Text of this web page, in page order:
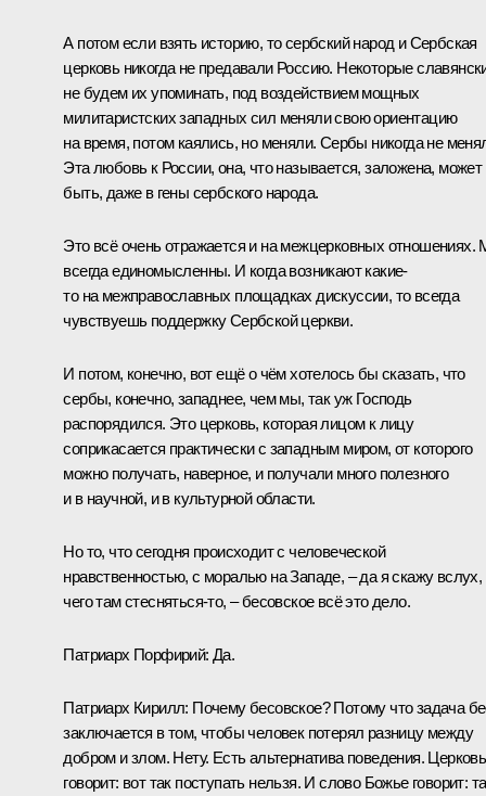
А потом если взять историю, то сербский народ и Сербская
церковь никогда не предавали Россию. Некоторые
не будем их упоминать, под воздействием мощных
милитаристских западных сил меняли свою ориентацию
на время, потом каялись, но меняли. Сербы никогда не
Эта любовь к России, она, что называется, заложена, может
быть, даже в гены сербского народа.
Это всё очень отражается и на межцерковных отношениях.
всегда единомысленны. И когда возникают какие-
то на межправославных площадках дискуссии, то всегда
чувствуешь поддержку Сербской церкви.
И потом, конечно, вот ещё о чём хотелось бы сказать, что
сербы, конечно, западнее, чем мы, так уж Господь
распорядился. Это церковь, которая лицом к лицу
соприкасается практически с западным миром, от которого
можно получать, наверное, и получали много полезного
и в научной, и в культурной области.
Но то, что сегодня происходит с человеческой
нравственностью, с моралью на Западе, – да я скажу вслух,
чего там стесняться-то, – бесовское всё это дело.
Патриарх Порфирий: Да.
Патриарх Кирилл: Почему бесовское? Потому что задача
заключается в том, чтобы человек потерял разницу между
добром и злом. Нету. Есть альтернатива поведения. Церковь
говорит: вот так поступать нельзя. И слово Божье говорит: